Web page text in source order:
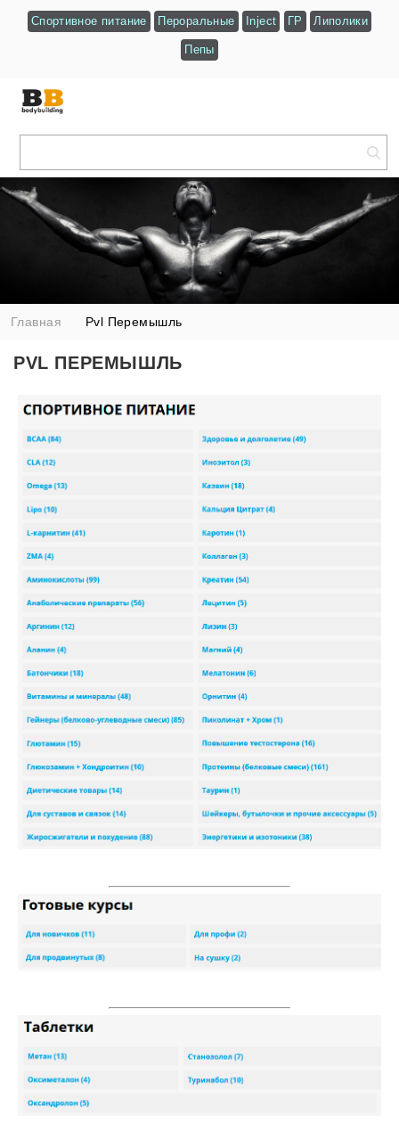
Спортивное питание Пероральные Inject ГР Липолики
Пепы
Главная Pvl Перемышль
PVL ПЕРЕМЫШЛЬ